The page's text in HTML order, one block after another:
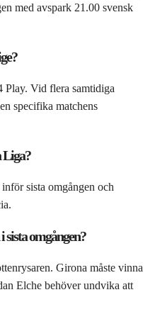
med avspark 21.00 svensk
Play. Vid flera samtidiga
specifika matchens
Liga?
sista omgången och
sista omgången?
Girona måste vinna
Elche behöver undvika att